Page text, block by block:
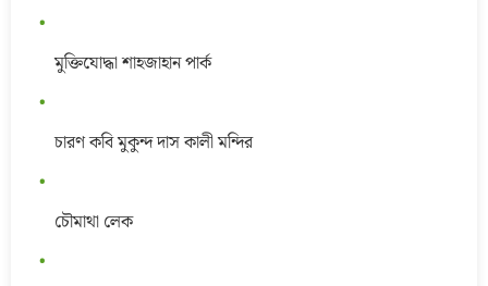
মুক্তিযোদ্ধা শাহজাহান পার্ক
চারণ কবি মুকুন্দ দাস কালী মন্দির
চৌমাথা লেক